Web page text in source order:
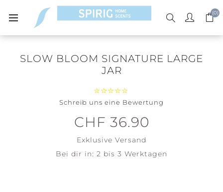
(0)
SLOW BLOOM SIGNATURE LARGE
JAR
Schreib uns eine Bewertung
CHF 36.90
Exklusive Versand
Bei dir in: 2 bis 3 Werktagen